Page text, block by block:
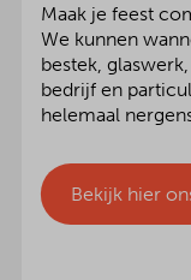
Maak je feest
We kunnen
bestek,
bedrijf en
helemaal
Bekijk hier